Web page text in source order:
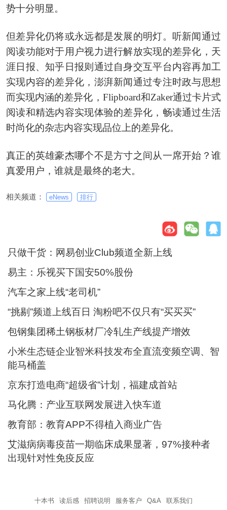
势十分明显。
但差异化仍将或永远都是发展的明灯。听新闻通过
阅读功能对于用户视力进行解放实现的差异化，天
涯日报、知乎日报则通过自身交互平台内容再加工
实现内容的差异化，澎湃新闻通过专注时政与思想
而实现内涵的差异化，Flipboard和Zaker通过卡片式
阅读和精选内容实现体验的差异化，畅读通过生活
时尚化的杂志内容实现品位上的差异化。
真正的英雄豪杰哪个不是方寸之间从一席开始？谁
真爱用户，谁就是最终的老大。
相关频道： eNews 排行
只做干货：网易创业Club频道全新上线
易主：乐视买下国安50%股份
汽车之家上线“老司机”
“挑剔”频道上线百日 淘粉吧不仅只有“买买买”
包钢集团稀土钢板材厂冷轧生产线提产增效
小米生态链企业智米科技发布全直流变频空调、智
能马桶盖
京东打造电商“超级省”计划，福建成首站
马化腾：产业互联网发展进入快车道
教育部：教育APP不得植入商业广告
艾滋病病毒疫苗一期临床成果显著，97%接种者
出现针对性免疫反应
十本书 读后感 招聘说明 服务客户 Q&A 联系我们